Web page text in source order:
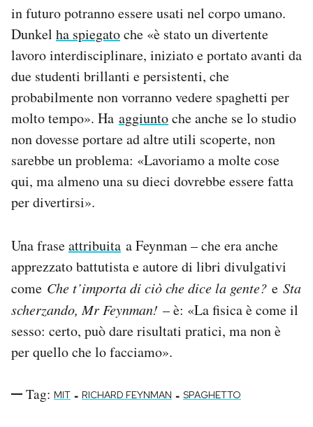
in futuro potranno essere usati nel corpo umano.
Dunkel ha spiegatoche «è stato un divertente
lavoro interdisciplinare, iniziato e portato avanti da
due studenti brillanti e persistenti, che
probabilmente non vorranno vedere spaghetti per
molto tempo». Ha aggiuntoche anche se lo studio
non dovesse portare ad altre utili scoperte, non
sarebbe un problema: «Lavoriamo a molte cose
qui, ma almeno una su dieci dovrebbe essere fatta
per divertirsi».
Una fraseattribuita a Feynman – che era anche
apprezzato battutista e autore di libri divulgativi
come Che t’importa di ciò che dice la gente? e Sta
scherzando, Mr Feynman! – è: «La fisica è come il
sesso: certo, può dare risultati pratici, ma non è
per quello che lo facciamo».
Tag: MIT - RICHARD FEYNMAN - SPAGHETTO